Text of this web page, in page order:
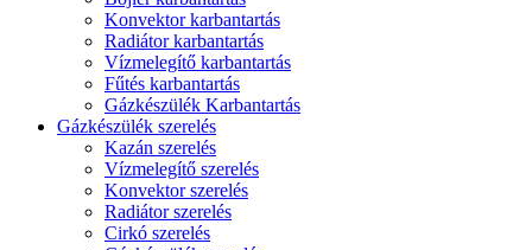
Konvektor karbantartás
Radiátor karbantartás
Vízmelegítő karbantartás
Fűtés karbantartás
Gázkészülék Karbantartás
Gázkészülék szerelés
Kazán szerelés
Vízmelegítő szerelés
Konvektor szerelés
Radiátor szerelés
Cirkó szerelés